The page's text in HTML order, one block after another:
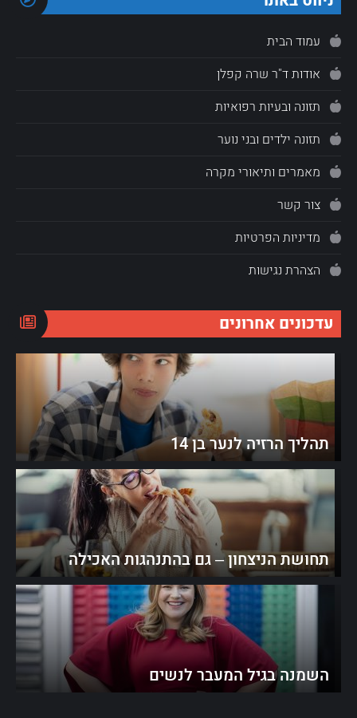
עמוד הבית
אודות ד"ר שרה קפלן
תזונה ובעיות רפואיות
תזונה ילדים ובני נוער
מאמרים ותיאורי מקרה
צור קשר
מדיניות הפרטיות
הצהרת נגישות
עדכונים אחרונים
תהליך הרזיה לנער בן 14
תחושת הניצחון – גם בהתנהגות האכילה
השמנה בגיל המעבר לנשים